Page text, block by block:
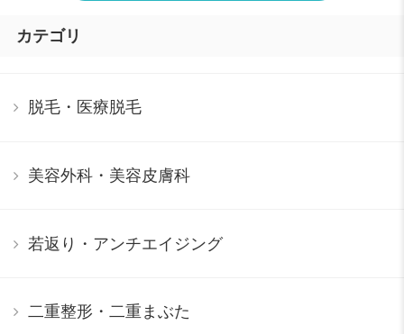
カテゴリ
脱毛・医療脱毛
美容外科・美容皮膚科
若返り・アンチエイジング
二重整形・二重まぶた